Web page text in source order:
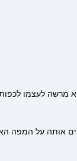
מרשה לעצמו
אותה על המפה